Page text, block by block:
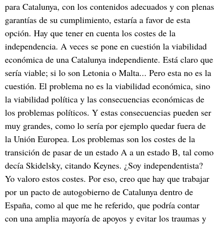
para Catalunya, con los contenidos adecuados y con plenas
garantías de su cumplimiento, estaría a favor de esta
opción. Hay que tener en cuenta los costes de la
independencia. A veces se pone en cuestión la viabilidad
económica de una Catalunya independiente. Está claro que
sería viable; si lo son Letonia o Malta... Pero esta no es la
cuestión. El problema no es la viabilidad económica, sino
la viabilidad política y las consecuencias económicas de
los problemas políticos. Y estas consecuencias pueden ser
muy grandes, como lo sería por ejemplo quedar fuera de
la Unión Europea. Los problemas son los costes de la
transición de pasar de un estado A a un estado B, tal como
decía Skidelsky, citando Keynes. ¿Soy independentista?
Yo valoro estos costes. Por eso, creo que hay que trabajar
por un pacto de autogobierno de Catalunya dentro de
España, como al que me he referido, que podría contar
con una amplia mayoría de apoyos y evitar los traumas y